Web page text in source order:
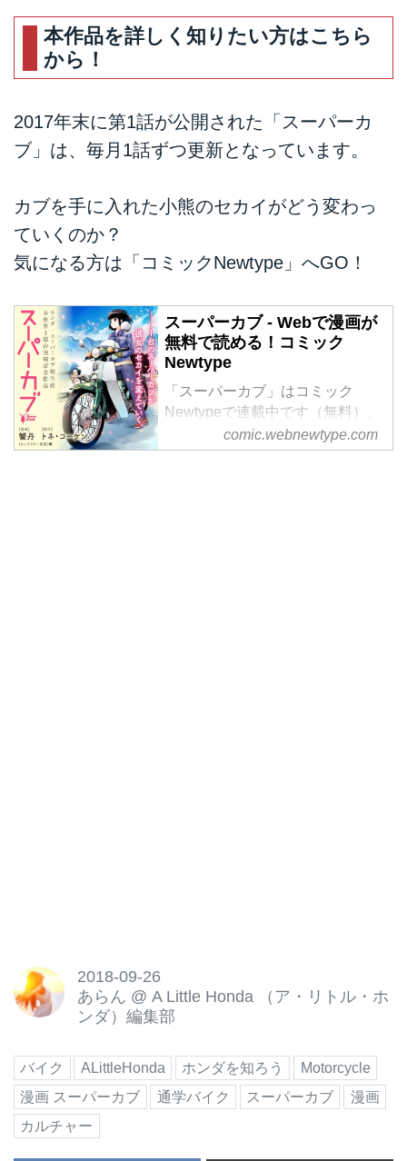
本作品を詳しく知りたい方はこちら
から！
2017年末に第1話が公開された「スーパーカ
ブ」は、毎月1話ずつ更新となっています。
カブを手に入れた小熊のセカイがどう変わっ
ていくのか？
気になる方は「コミックNewtype」へGO！
スーパーカブ - Webで漫画が
無料で読める！コミック
Newtype
「スーパーカブ」はコミック
Newtypeで連載中です（無料）。
――ホンダ・スーパーカブ全世界
総生産、１億台突破記念作品！
comic.webnewtype.com
2018-09-26
あらん @ A Little Honda （ア・リトル・ホ
ンダ）編集部
バイク ALittleHonda ホンダを知ろう
Motorcycle
漫画 スーパーカブ
通学バイク スーパーカブ
漫画
カルチャー